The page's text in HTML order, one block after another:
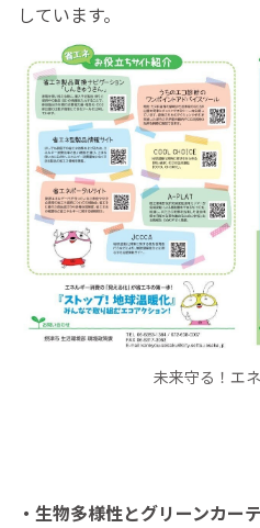
しています。
未来守る！エ
・生物多様性とグリーンカー